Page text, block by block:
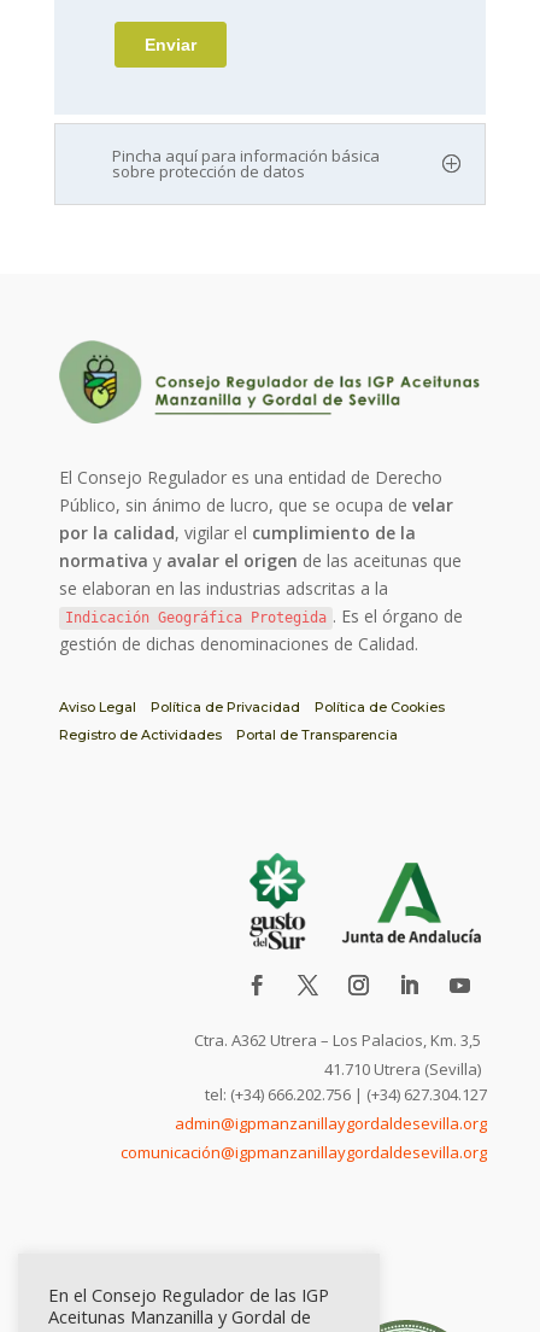
Pincha aquí para información básica
sobre protección de datos
El Consejo Regulador es una entidad de Derecho
Público, sin ánimo de lucro, que se ocupa develar
por la calidad, vigilar el cumplimiento de la
normativa y avalar el origen de las aceitunas que
se elaboran en las industrias adscritas a la
Indicación Geográfica Protegida . Es el órgano de
gestión de dichas denominaciones de Calidad.
Aviso Legal Política de Privacidad
Política de Cookies
Registro de Actividades
Portal de Transparencia
Ctra. A362 Utrera – Los Palacios, Km. 3,5
41.710 Utrera (Sevilla)
tel: (+34) 666.202.756 | (+34) 627.304.127
admin@igpmanzanillaygordaldesevilla.org
comunicación@igpmanzanillaygordaldesevilla.org
En el Consejo Regulador de las IGP
Aceitunas Manzanilla y Gordal de